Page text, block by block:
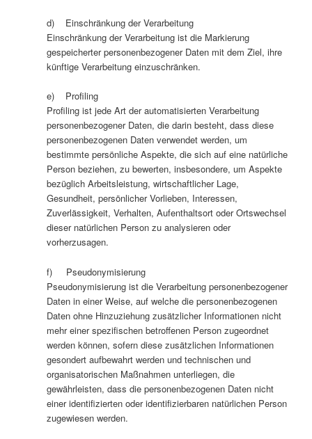
d) Einschränkung der Verarbeitung
Einschränkung der Verarbeitung ist die Markierung
gespeicherter personenbezogener Daten mit dem Ziel, ihre
künftige Verarbeitung einzuschränken.
e) Profiling
Profiling ist jede Art der automatisierten Verarbeitung
personenbezogener Daten, die darin besteht, dass diese
personenbezogenen Daten verwendet werden, um
bestimmte persönliche Aspekte, die sich auf eine natürliche
Person beziehen, zu bewerten, insbesondere, um Aspekte
bezüglich Arbeitsleistung, wirtschaftlicher Lage,
Gesundheit, persönlicher Vorlieben, Interessen,
Zuverlässigkeit, Verhalten, Aufenthaltsort oder Ortswechsel
dieser natürlichen Person zu analysieren oder
vorherzusagen.
f) Pseudonymisierung
Pseudonymisierung ist die Verarbeitung personenbezogener
Daten in einer Weise, auf welche die personenbezogenen
Daten ohne Hinzuziehung zusätzlicher Informationen nicht
mehr einer spezifischen betroffenen Person zugeordnet
werden können, sofern diese zusätzlichen Informationen
gesondert aufbewahrt werden und technischen und
organisatorischen Maßnahmen unterliegen, die
gewährleisten, dass die personenbezogenen Daten nicht
einer identifizierten oder identifizierbaren natürlichen Person
zugewiesen werden.